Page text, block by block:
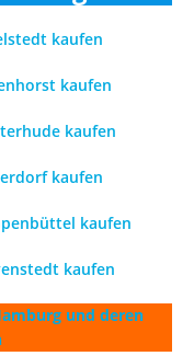
kaufen
kaufen
kaufen
kaufen
kaufen
kaufen
und deren